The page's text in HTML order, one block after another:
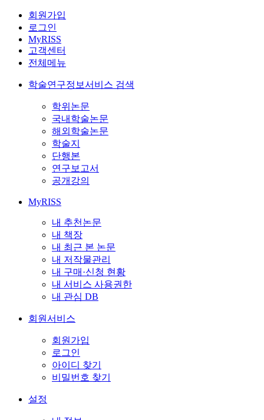
회원가입
로그인
MyRISS
고객센터
전체메뉴
학술연구정보서비스 검색
학위논문
국내학술논문
해외학술논문
학술지
단행본
연구보고서
공개강의
MyRISS
내 추천논문
내 책장
내 최근 본 논문
내 저작물관리
내 구매·신청 현황
내 서비스 사용권한
내 관심 DB
회원서비스
회원가입
로그인
아이디 찾기
비밀번호 찾기
설정